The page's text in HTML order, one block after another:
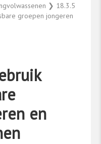
❯ 18.3.5
groepen jongeren
en